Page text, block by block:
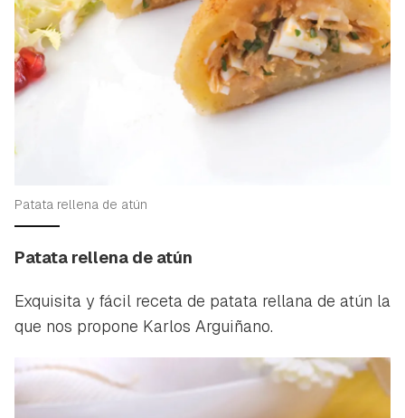
Patata rellena de atún
Patata rellena de atún
Exquisita y fácil receta de patata rellana de atún la
que nos propone Karlos Arguiñano.